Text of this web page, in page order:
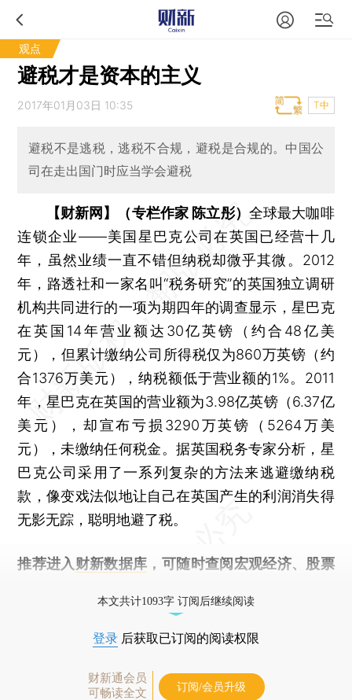
观点
避税才是资本的主义
2017年01月03日 10:35 T中
避税不是逃税，逃税不合规，避税是合规的。中国公
司在走出国门时应当学会避税
【财新网】（专栏作家 陈立彤） 全球最大咖啡
连锁企业——美国星巴克公司在英国已经营十几
年，虽然业绩一直不错但纳税却微乎其微。2012
年，路透社和一家名叫“税务研究”的英国独立调研
机构共同进行的一项为期四年的调查显示，星巴克
在英国14年营业额达30亿英镑（约合48亿美
元），但累计缴纳公司所得税仅为860万英镑（约
合1376万美元），纳税额低于营业额的1%。2011
年，星巴克在英国的营业额为3.98亿英镑（6.37亿
美元），却宣布亏损3290万英镑（5264万美
元），未缴纳任何税金。据英国税务专家分析，星
巴克公司采用了一系列复杂的方法来逃避缴纳税
款，像变戏法似地让自己在英国产生的利润消失得
无影无踪，聪明地避了税。
推荐进入 财新数据库 ，可随时查阅宏观经济、股票
本文共计1093字 订阅后继续阅读
登录 后获取已订阅的阅读权限
财新通会员
可畅读全文
订阅/会员升级